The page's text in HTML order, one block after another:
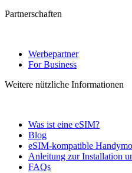
Partnerschaften
Werbepartner
For Business
Weitere nützliche Informationen
Was ist eine eSIM?
Blog
eSIM-kompatible
Anleitung zur Installation
FAQs